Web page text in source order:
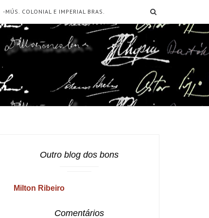
-MÚS. COLONIAL E IMPERIAL BRAS.
Outro blog dos bons
Milton Ribeiro
Comentários